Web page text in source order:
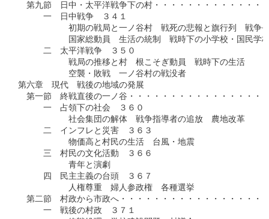
第九節　日中・太平洋戦争下の村・・・・・・・・・・・・・
一　日中戦争　３４１
初期の戦局と一ノ谷村　戦死の悲報と旗行列　戦争長
国家総動員　生活の統制　戦時下の小学校・国民学
二　太平洋戦争　３５０
戦局の推移と村　根こそぎ動員　戦時下の生活
空襲・敗戦　一ノ谷村の戦没者
第六章　現代　戦後の地域の発展
第一節　終戦直後の一ノ谷・・・・・・・・・・・・・・・・
一　占領下の社会　３６０
社会集団の解体　戦争指導者の追放　農地改革
二　インフレと災害　３６３
物価高と村民の生活　台風・地震
三　村民の文化活動　３６６
青年と演劇
四　民主主義の台頭　３６７
人権尊重　婦人参政権　各種選挙
第二節　村政から市政へ・・・・・・・・・・・・・・・・・
一　戦後の村政　３７１